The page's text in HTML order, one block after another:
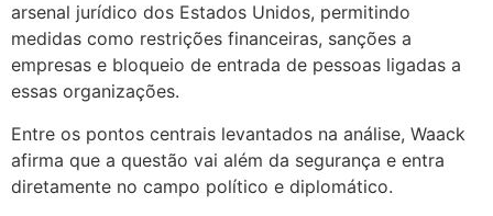
arsenal jurídico dos Estados Unidos, permitindo
medidas como restrições financeiras, sanções a
empresas e bloqueio de entrada de pessoas ligadas a
essas organizações.
Entre os pontos centrais levantados na análise, Waack
afirma que a questão vai além da segurança e entra
diretamente no campo político e diplomático.